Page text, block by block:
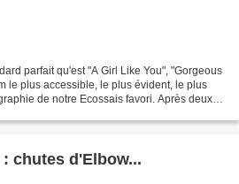
parfait qu'est "A Girl Like You", "Gorgeous
le plus accessible, le plus évident, le plus
de notre Ecossais favori. Après deux
chutes d'Elbow...